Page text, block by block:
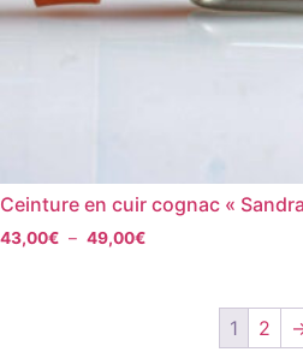
Ceinture en cuir cognac «
43,00€ – 49,00€
1 2